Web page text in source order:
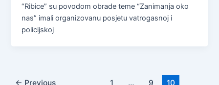
“Ribice” su povodom obrade teme “Zanimanja oko
nas” imali organizovanu posjetu vatrogasnoj i
policijskoj
← Previous 1 … 9 10